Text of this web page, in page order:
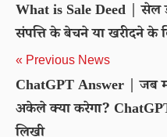
What is Sale Deed | सेल
संपत्ति के बेचने या खरीदने के
« Previous News
ChatGPT Answer | जब
अकेले क्या करेगा? ChatGPT